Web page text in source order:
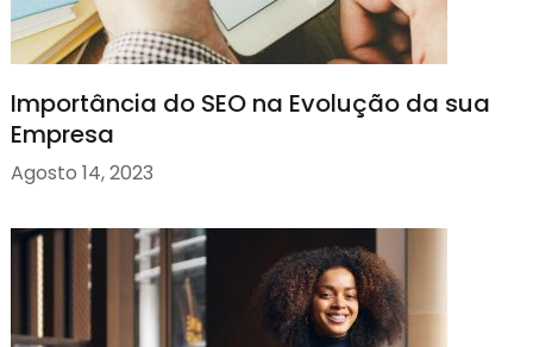
Importância do SEO na Evolução da sua
Empresa
Agosto 14, 2023